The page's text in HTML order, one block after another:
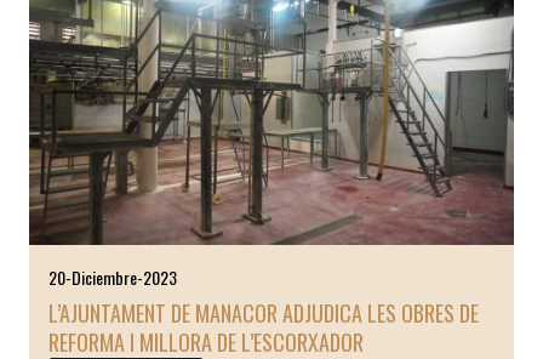
20-Diciembre-2023
L’AJUNTAMENT DE MANACOR ADJUDICA LES OBRES DE
REFORMA I MILLORA DE L’ESCORXADOR